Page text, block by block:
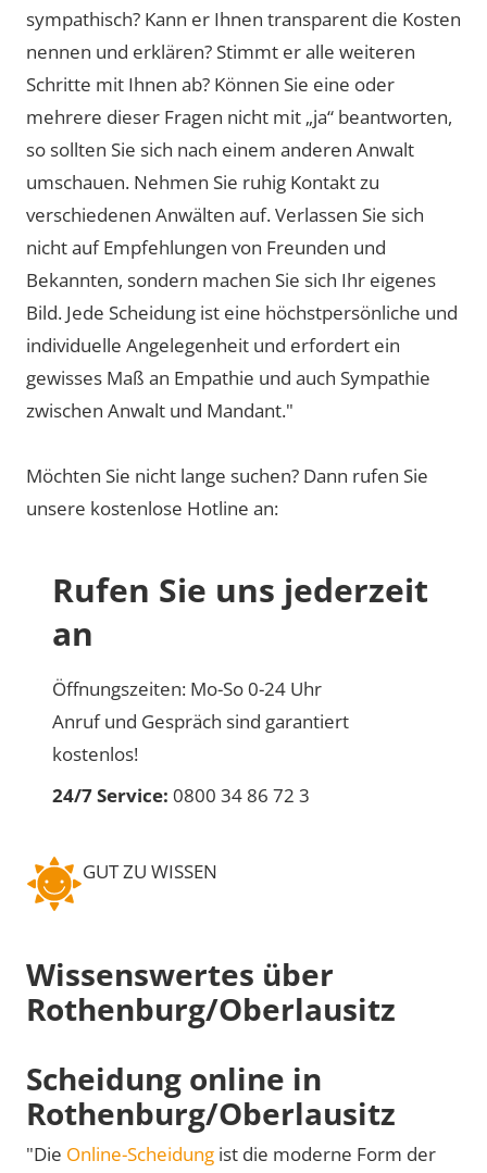
sympathisch? Kann er Ihnen transparent die Kosten
nennen und erklären? Stimmt er alle weiteren
Schritte mit Ihnen ab? Können Sie eine oder
mehrere dieser Fragen nicht mit „ja“ beantworten,
so sollten Sie sich nach einem anderen Anwalt
umschauen. Nehmen Sie ruhig Kontakt zu
verschiedenen Anwälten auf. Verlassen Sie sich
nicht auf Empfehlungen von Freunden und
Bekannten, sondern machen Sie sich Ihr eigenes
Bild. Jede Scheidung ist eine höchstpersönliche und
individuelle Angelegenheit und erfordert ein
gewisses Maß an Empathie und auch Sympathie
zwischen Anwalt und Mandant."
Möchten Sie nicht lange suchen? Dann rufen Sie
unsere kostenlose Hotline an:
Rufen Sie uns jederzeit
an
Öffnungszeiten: Mo-So 0-24 Uhr
Anruf und Gespräch sind garantiert
kostenlos!
24/7 Service: 0800 34 86 72 3
GUT ZU WISSEN
Wissenswertes über
Rothenburg/Oberlausitz
Scheidung online in
Rothenburg/Oberlausitz
"Die Online-Scheidung ist die moderne Form der